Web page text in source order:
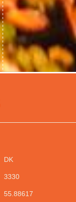
DK
3330
55.88617